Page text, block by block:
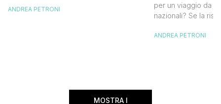
tariffe Alitalia e strizza l’occhio anche ai
ANDREA PETRONI
per un viaggio da
nazionali? Se la
Alitalia per l’Italia.
ANDREA PETRONI
MOSTRA I